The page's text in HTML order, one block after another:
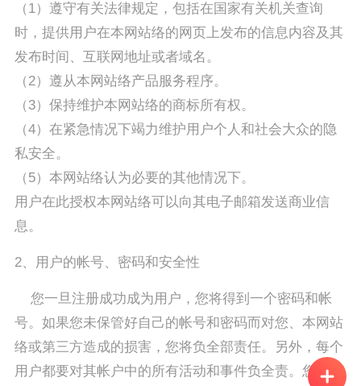
（1）遵守有关法律规定，包括在国家有关机关查询
时，提供用户在本网站络的网页上发布的信息内容及其
发布时间、互联网地址或者域名。
（2）遵从本网站络产品服务程序。
（3）保持维护本网站络的商标所有权。
（4）在紧急情况下竭力维护用户个人和社会大众的隐
私安全。
（5）本网站络认为必要的其他情况下。
用户在此授权本网站络可以向其电子邮箱发送商业信
息。
2、用户的帐号、密码和安全性
您一旦注册成功成为用户，您将得到一个密码和帐
号。如果您未保管好自己的帐号和密码而对您、本网站
络或第三方造成的损害，您将负全部责任。另外，每个
用户都要对其帐户中的所有活动和事件负全责。您可随